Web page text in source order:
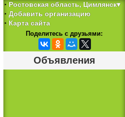
‣ Ростовская область, Цимлянск▾
‣ Добавить организацию
‣ Карта сайта
Поделитесь с друзьями:
Объявления